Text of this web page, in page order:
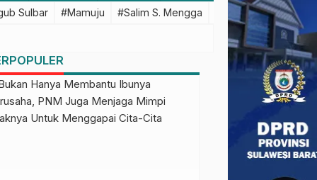
Sulbar #Mamuju #Salim S. Mengga #featured #Polda